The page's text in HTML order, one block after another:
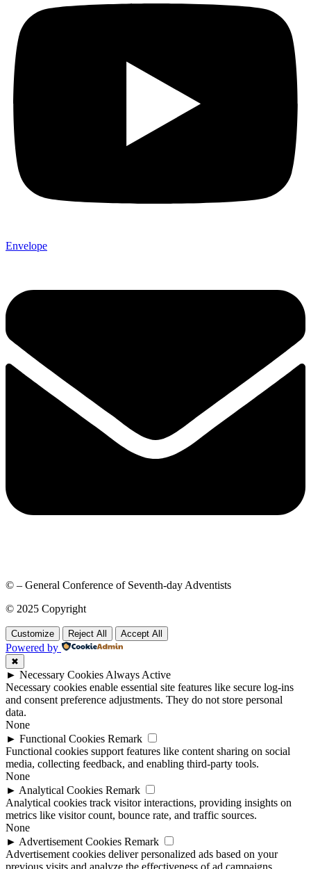
Envelope
© – General Conference of Seventh-day Adventists
© 2025 Copyright
Customize Reject All Accept All
Powered by
✖
► Necessary Cookies Always Active
Necessary cookies enable essential site features like secure log-ins
and consent preference adjustments. They do not store personal
data.
None
► Functional Cookies Remark
Functional cookies support features like content sharing on social
media, collecting feedback, and enabling third-party tools.
None
► Analytical Cookies Remark
Analytical cookies track visitor interactions, providing insights on
metrics like visitor count, bounce rate, and traffic sources.
None
► Advertisement Cookies Remark
Advertisement cookies deliver personalized ads based on your
previous visits and analyze the effectiveness of ad campaigns.